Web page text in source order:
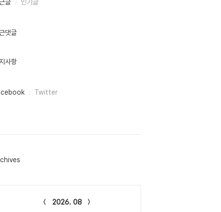
글 인기글
댓글
사항
Twitter
2026. 08